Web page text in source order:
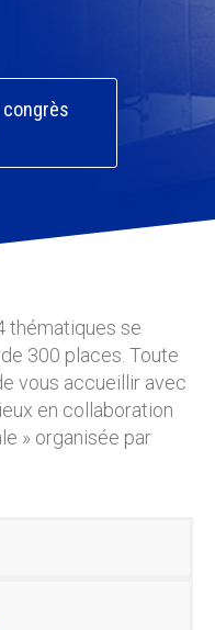
thématiques se
300 places. Toute
vous accueillir avec
en collaboration
» organisée par